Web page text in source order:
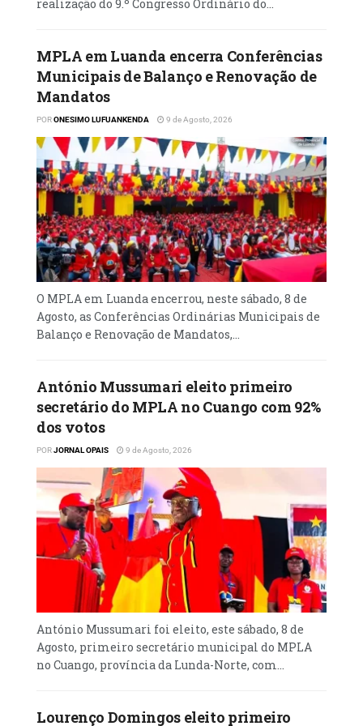
político de alto nível entre os líderes
Leia maisem
realização do 9.º Congresso Ordinário do...
MPLA em Luanda encerra Conferências
Municipais de Balanço e Renovação de
Mandatos
PORONESIMO LUFUANKENDA 9 de Agosto, 2026
O MPLA em Luanda encerrou, neste sábado, 8 de
Agosto, as Conferências Ordinárias Municipais de
Balanço e Renovação de Mandatos,...
António Mussumari eleito primeiro
secretário do MPLA no Cuango com 92%
dos votos
PORJORNAL OPAIS 9 de Agosto, 2026
António Mussumari foi eleito, este sábado, 8 de
Agosto, primeiro secretário municipal do MPLA
no Cuango, província da Lunda-Norte, com...
Lourenço Domingos eleito primeiro